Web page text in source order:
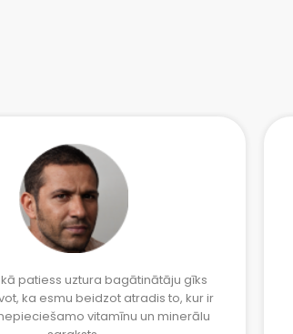
kā patiess uztura bagātinātāju gīks
ka esmu beidzot atradis to, kur ir
vitamīnu un minerālu